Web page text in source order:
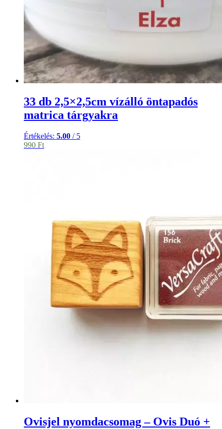
33 db 2,5×2,5cm vízálló öntapadós
matrica tárgyakra
Értékelés: 5.00 / 5
990 Ft
Ovisjel nyomdacsomag – Ovis Duó +